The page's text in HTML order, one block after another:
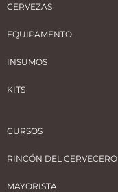
CERVEZAS
EQUIPAMENTO
INSUMOS
KITS
CURSOS
RINCÓN DEL CERVECERO
MAYORISTA